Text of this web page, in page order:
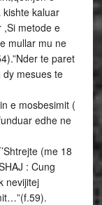
kishte kaluar
,Si metode e
mullar mu ne
te paret
mesues te
e mosbesimit (
edhe ne
(me 18
: Cung
nevijitej